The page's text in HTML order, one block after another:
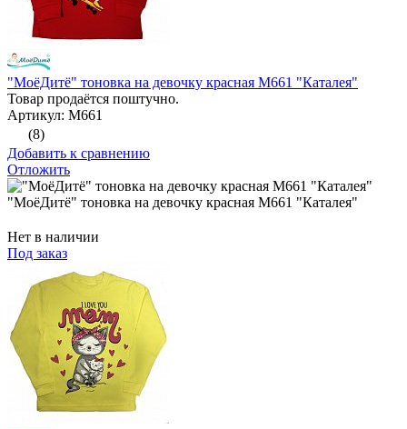
"МоёДитё" тоновка на девочку красная М661 "Каталея"
Товар продаётся поштучно.
Артикул: М661
(8)
Добавить к сравнению
Отложить
"МоёДитё" тоновка на девочку красная М661 "Каталея"
Нет в наличии
Под заказ